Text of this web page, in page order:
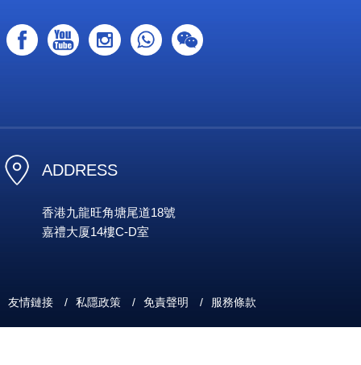
ADDRESS
香港九龍旺角塘尾道18號
嘉禮大厦14樓C-D室
友情鏈接 / 私隱政策 / 免責聲明 / 服務條款